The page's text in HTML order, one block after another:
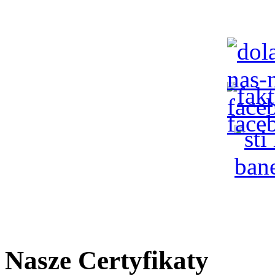
Nasze Certyfikaty